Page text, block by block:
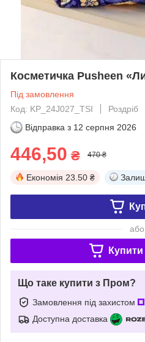
Косметичка Pusheen
Під замовлення
Код: KP_24J027_TSI
Роздріб
Відправка з 12 серпня 2026
446,50 ₴ 470 ₴
Економія 23.50 ₴
або
Купити
Що таке купити з Пром?
Замовлення під захистом
Доступна доставка